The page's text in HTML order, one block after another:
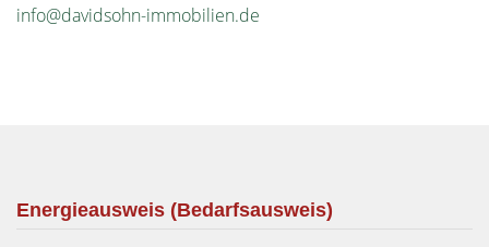
info@davidsohn-immobilien.de
Energieausweis (Bedarfsausweis)